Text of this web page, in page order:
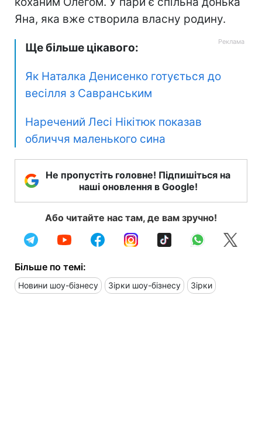
Яна, яка вже створила власну родину.
Ще більше цікавого:
Як Наталка Денисенко готується до
весілля з Савранським
Наречений Лесі Нікітюк показав
обличчя маленького сина
Не пропустіть головне! Підпишіться на
наші оновлення в Google!
Або читайте нас там, де вам зручно!
Більше по темі:
Новини шоу-бізнесу Зірки шоу-бізнесу Зірки